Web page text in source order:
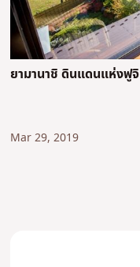
ยามานาชิ ดินแดนแห่งฟูจิ
Mar 29, 2019